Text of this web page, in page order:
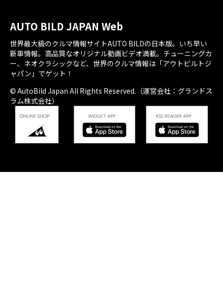
AUTO BILD JAPAN Web
世界最大級のクルマ情報サイトAUTO BILDの日本版。いち早い
新車情報。高品質なオリジナル動画ビデオ満載。チューニングカ
ー、ネオクラシックなど、世界のクルマ情報は「アウトビルトジ
ャパン」でゲット！
© AutoBild Japan All Rights Reserved.（運営会社：グランドス
ラム株式会社）